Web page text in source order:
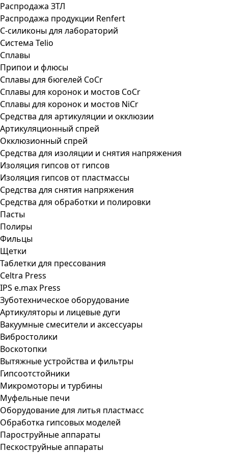
Распродажа ЗТЛ
Распродажа продукции Renfert
С-силиконы для лабораторий
Система Telio
Сплавы
Припои и флюсы
Сплавы для бюгелей CoCr
Сплавы для коронок и мостов CoCr
Сплавы для коронок и мостов NiCr
Средства для артикуляции и окклюзии
Артикуляционный спрей
Окклюзионный спрей
Средства для изоляции и снятия напряжения
Изоляция гипсов от гипсов
Изоляция гипсов от пластмассы
Средства для снятия напряжения
Средства для обработки и полировки
Пасты
Полиры
Фильцы
Щетки
Таблетки для прессования
Celtra Press
IPS e.max Press
Зуботехническое оборудование
Артикуляторы и лицевые дуги
Вакуумные смесители и аксессуары
Вибростолики
Воскотопки
Вытяжные устройства и фильтры
Гипсоотстойники
Микромоторы и турбины
Муфельные печи
Оборудование для литья пластмасс
Обработка гипсовых моделей
Пароструйные аппараты
Пескоструйные аппараты